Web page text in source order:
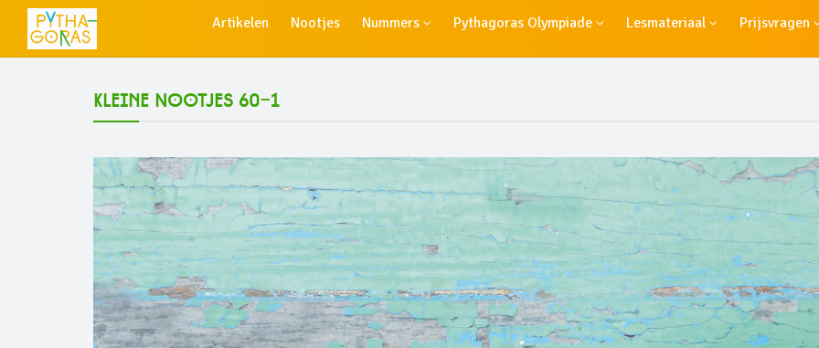
Artikelen Nootjes Nummers Pythagoras Olympiade Lesmateriaal Prijsvragen
Kleine Nootjes 60-1